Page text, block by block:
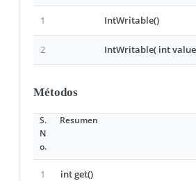
1 IntWritable()
2 IntWritable( int
Métodos
S.
N
o.
Resumen
1 int get()